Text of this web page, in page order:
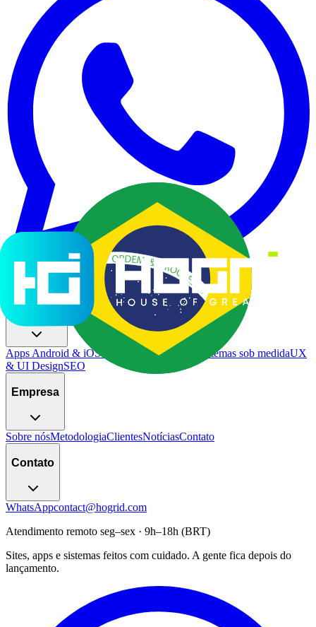
Soluções
Apps Android & iOS Sites & landing pages Sistemas sob medidaUX
& UI DesignSEO
Empresa
Sobre nósMetodologiaClientesNotíciasContato
Contato
WhatsAppcontact@hogrid.com
Atendimento remoto seg–sex · 9h–18h (BRT)
Sites, apps e sistemas feitos com cuidado. A gente fica depois do
lançamento.